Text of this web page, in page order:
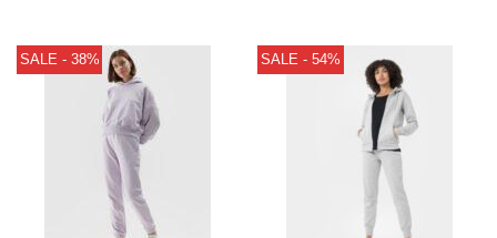
SALE - 38% SALE - 54%